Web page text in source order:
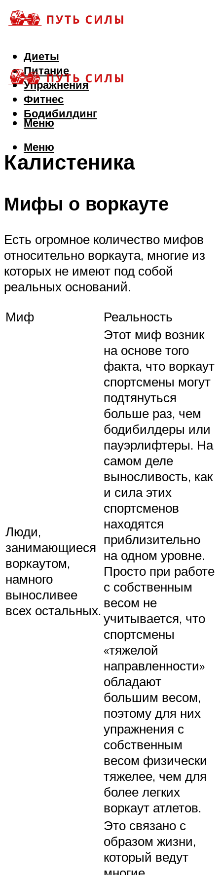
Диеты
Питание
Упражнения
Фитнес
Бодибилдинг
Меню
Меню
Калистеника
Мифы о воркауте
Есть огромное количество мифов
относительно воркаута, многие из
которых не имеют под собой
реальных оснований.
Миф
Реальность
Люди,
занимающиеся
воркаутом,
намного
выносливее
всех остальных.
Этот миф возник
на основе того
факта, что воркаут
спортсмены могут
подтянуться
больше раз, чем
бодибилдеры или
пауэрлифтеры. На
самом деле
выносливость, как
и сила этих
спортсменов
находятся
приблизительно
на одном уровне.
Просто при работе
с собственным
весом не
учитывается, что
спортсмены
«тяжелой
направленности»
обладают
большим весом,
поэтому для них
упражнения с
собственным
весом физически
тяжелее, чем для
более легких
воркаут атлетов.
Это связано с
образом жизни,
который ведут